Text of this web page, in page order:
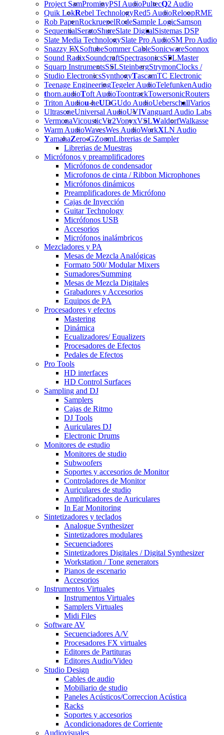
Project SamProminyPSI AudioPultecQ2 Audio
Quik LokRebel TechnologyRed5 AudioReloopRME
Rob PapenRockruepelRodeSample LogicSamson
SequentialSeratoShureSlate Digital
Slate Media TechnologySlate Pro AudioSM Pro Audio
Snazzy FXSoftubeSommer CableSonicwareSonnox
Sound RadixSoundcraftSpectrasonicsSPL
Squarp InstrumentsSSLSteinbergStrymon
Studio ElectronicsSynthogyTascamTC Electronic
Teenage EngineeringTegeler AudioTelefunken
thorn.audioToft AudioToontrackTowersonic
Triton Audiou-heUDGUdo AudioUeberschall
UltrasoneUniversal AudioUVIVanguard Audio Labs
VermonaVicousticVir2VonyxVSLWaldorfWalkasse
Warm AudioWavesWes AudioWorkXLN Audio
YamahaZero-GZoom
Sistemas DSP
Master
Clocks /
Audio
Routers
Varios
Librerias de Sampler
Librerias de Muestras
Micrófonos y preamplificadores
Micrófonos de condensador
Microfonos de cinta / Ribbon Microphones
Micrófonos dinámicos
Preamplificadores de Micrófono
Cajas de Inyección
Guitar Technology
Micrófonos USB
Accesorios
Micrófonos inalámbricos
Mezcladores y PA
Mesas de Mezcla Analógicas
Formato 500/ Modular Mixers
Sumadores/Summing
Mesas de Mezcla Digitales
Grabadores y Accesorios
Equipos de PA
Procesadores y efectos
Mastering
Dinámica
Ecualizadores/ Equalizers
Procesadores de Efectos
Pedales de Efectos
Pro Tools
HD interfaces
HD Control Surfaces
Sampling and DJ
Samplers
Cajas de Ritmo
DJ Tools
Auriculares DJ
Electronic Drums
Monitores de estudio
Monitores de studio
Subwoofers
Soportes y accesorios de Monitor
Controladores de Monitor
Auriculares de studio
Amplificadores de Auriculares
In Ear Monitoring
Sintetizadores y teclados
Analogue Synthesizer
Sintetizadores modulares
Secuenciadores
Sintetizadores Digitales / Digital Synthesizer
Workstation / Tone generators
Pianos de escenario
Accesorios
Instrumentos Virtuales
Instrumentos Virtuales
Samplers Virtuales
Midi Files
Software AV
Secuenciadores A/V
Procesadores FX virtuales
Editores de Partituras
Editores Audio/Video
Studio Design
Cables de audio
Mobiliario de studio
Paneles Acústicos/Correccion Acústica
Racks
Soportes y accesorios
Acondicionadores de Corriente
Audiovisuales